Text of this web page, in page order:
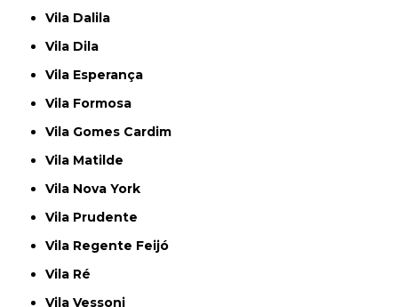
Vila Dalila
Vila Dila
Vila Esperança
Vila Formosa
Vila Gomes Cardim
Vila Matilde
Vila Nova York
Vila Prudente
Vila Regente Feijó
Vila Ré
Vila Vessoni